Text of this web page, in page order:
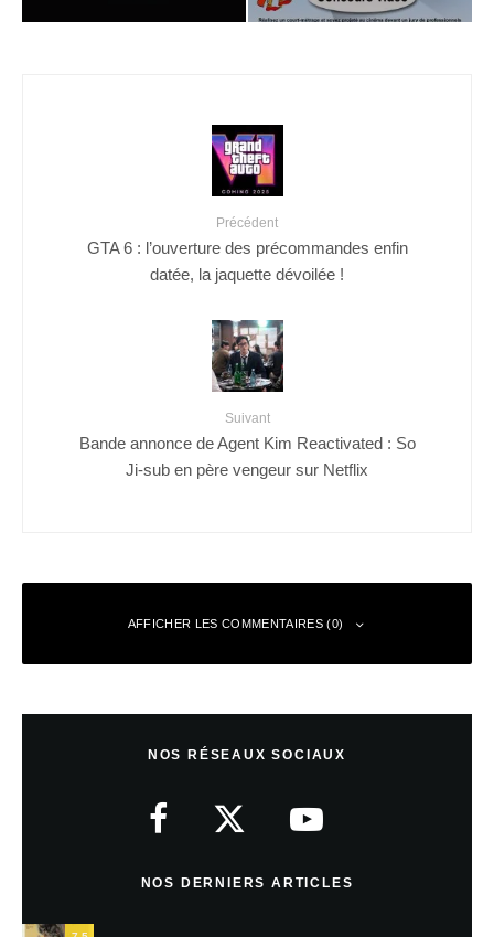
Précédent
GTA 6 : l’ouverture des précommandes enfin
datée, la jaquette dévoilée !
Suivant
Bande annonce de Agent Kim Reactivated : So
Ji-sub en père vengeur sur Netflix
AFFICHER LES COMMENTAIRES (0)
NOS RÉSEAUX SOCIAUX
NOS DERNIERS ARTICLES